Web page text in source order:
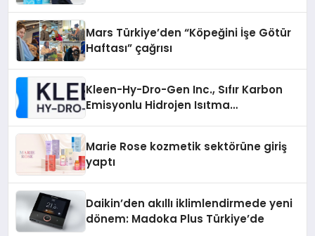
Mars Türkiye’den “Köpeğini İşe Götür
Haftası” çağrısı
Kleen-Hy-Dro-Gen Inc., Sıfır Karbon
Emisyonlu Hidrojen Isıtma
Marie Rose kozmetik sektörüne giriş
yaptı
Daikin’den akıllı iklimlendirmede yeni
dönem: Madoka Plus Türkiye’de